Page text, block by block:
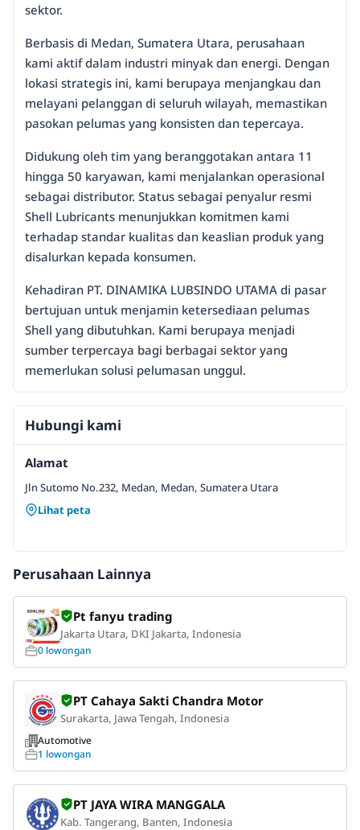
sektor.
Berbasis di Medan, Sumatera Utara, perusahaan
kami aktif dalam industri minyak dan energi. Dengan
lokasi strategis ini, kami berupaya menjangkau dan
melayani pelanggan di seluruh wilayah, memastikan
pasokan pelumas yang konsisten dan tepercaya.
Didukung oleh tim yang beranggotakan antara 11
hingga 50 karyawan, kami menjalankan operasional
sebagai distributor. Status sebagai penyalur resmi
Shell Lubricants menunjukkan komitmen kami
terhadap standar kualitas dan keaslian produk yang
disalurkan kepada konsumen.
Kehadiran PT. DINAMIKA LUBSINDO UTAMA di pasar
bertujuan untuk menjamin ketersediaan pelumas
Shell yang dibutuhkan. Kami berupaya menjadi
sumber terpercaya bagi berbagai sektor yang
memerlukan solusi pelumasan unggul.
Hubungi kami
Alamat
Jln Sutomo No.232, Medan, Medan, Sumatera Utara
Lihat peta
Perusahaan Lainnya
Pt fanyu trading
Jakarta Utara, DKI Jakarta, Indonesia
0 lowongan
PT Cahaya Sakti Chandra Motor
Surakarta, Jawa Tengah, Indonesia
Automotive
1 lowongan
PT JAYA WIRA MANGGALA
Kab. Tangerang, Banten, Indonesia